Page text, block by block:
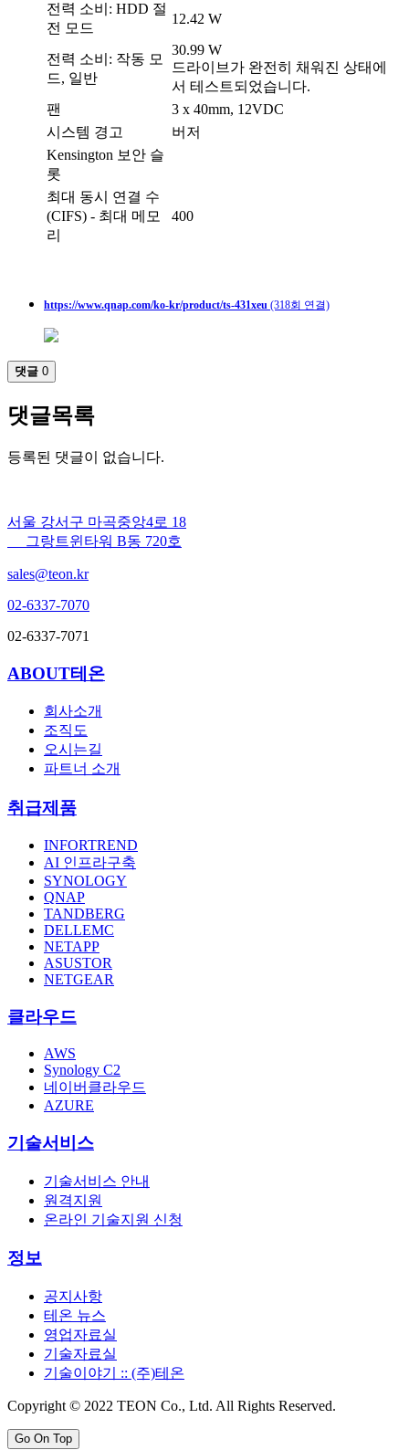
전력 소비: HDD 절
전 모드
12.42 W
전력 소비: 작동 모
드, 일반
30.99 W
드라이브가 완전히 채워진 상태에
서 테스트되었습니다.
팬
3 x 40mm, 12VDC
시스템 경고
버저
Kensington 보안 슬
롯
최대 동시 연결 수
(CIFS) - 최대 메모
리
400
https://www.qnap.com/ko-kr/product/ts-431xeu (318회 연결)
댓글 0
댓글목록
등록된 댓글이 없습니다.
서울 강서구 마곡중앙4로 18
그랑트윈타워 B동 720호
sales@teon.kr
02-6337-7070
02-6337-7071
ABOUT테온
회사소개
조직도
오시는길
파트너 소개
취급제품
INFORTREND
AI 인프라구축
SYNOLOGY
QNAP
TANDBERG
DELLEMC
NETAPP
ASUSTOR
NETGEAR
클라우드
AWS
Synology C2
네이버클라우드
AZURE
기술서비스
기술서비스 안내
원격지원
온라인 기술지원 신청
정보
공지사항
테온 뉴스
영업자료실
기술자료실
기술이야기 :: (주)테온
Copyright © 2022 TEON Co., Ltd. All Rights Reserved.
Go On Top